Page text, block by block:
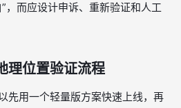
，而应设计申诉、重新验证和人工
理位置验证流程
先用一个轻量版方案快速上线，再